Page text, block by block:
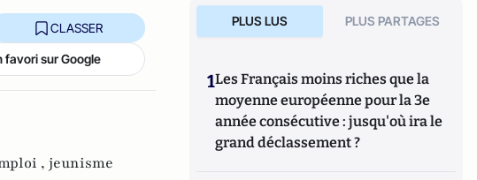
CLASSER
sur Google
, jeunisme
PLUS LUS PLUS PARTAGES
1Les Français moins riches que la
moyenne européenne pour la 3e
année consécutive : jusqu'où ira le
grand déclassement ?